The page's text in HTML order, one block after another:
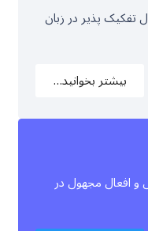
تفکیک پذیر در زبان
بیشتر بخوانید…
و افعال مجهول در